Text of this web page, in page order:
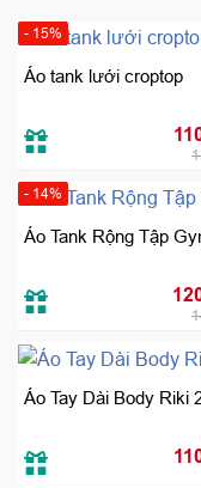
- 15%
Áo tank lưới croptop
Giá
gốc
- 14%
Áo Tank Rộng Tập
Giá
gốc
Áo Tay Dài Body Riki